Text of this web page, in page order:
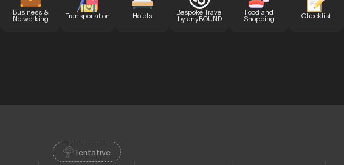
Business &
Networking Transportation Hotels Bespoke Travel
by anyBOUND
Food and
Shopping Checklist
Tentative